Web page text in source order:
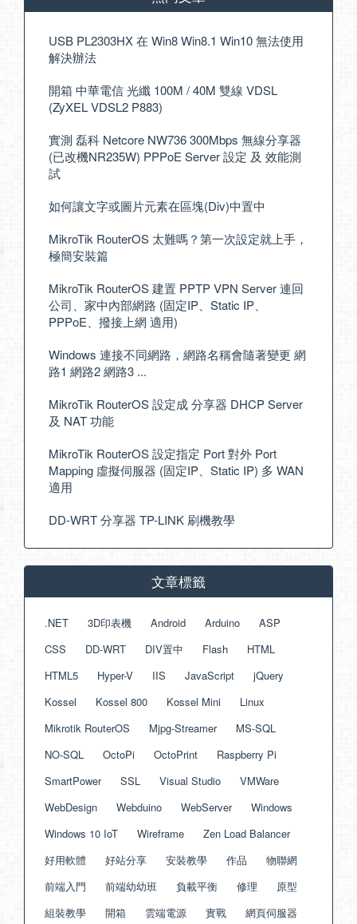
USB PL2303HX 在 Win8 Win8.1 Win10 無法使用
解決辦法
開箱 中華電信 光纖 100M / 40M 雙線 VDSL
(ZyXEL VDSL2 P883)
實測 磊科 Netcore NW736 300Mbps 無線分享器
(已改機NR235W) PPPoE Server 設定 及 效能測
試
如何讓文字或圖片元素在區塊(Div)中置中
MikroTik RouterOS 太難嗎？第一次設定就上手，
極簡安裝篇
MikroTik RouterOS 建置 PPTP VPN Server 連回
公司、家中內部網路 (固定IP、Static IP、
PPPoE、撥接上網 適用)
Windows 連接不同網路，網路名稱會隨著變更 網
路1 網路2 網路3 ...
MikroTik RouterOS 設定成 分享器 DHCP Server
及 NAT 功能
MikroTik RouterOS 設定指定 Port 對外 Port
Mapping 虛擬伺服器 (固定IP、Static IP) 多 WAN
適用
DD-WRT 分享器 TP-LINK 刷機教學
文章標籤
.NET 3D印表機 Android Arduino
ASP
CSS
DD-WRT DIV置中 Flash
HTML
HTML5
Hyper-V IIS JavaScript
jQuery
Kossel
Kossel 800 Kossel Mini
Linux
Mikrotik RouterOS
Mjpg-Streamer
MS-SQL
NO-SQL
OctoPi OctoPrint
Raspberry Pi
SmartPower
SSL Visual Studio
VMWare
WebDesign
Webduino WebServer
Windows
Windows 10 IoT
Wireframe
Zen Load Balancer
好用軟體
好站分享 安裝教學 作品
物聯網
前端入門
前端幼幼班 負載平衡 修理
原型
組裝教學
開箱 雲端電源 實戰
網頁伺服器